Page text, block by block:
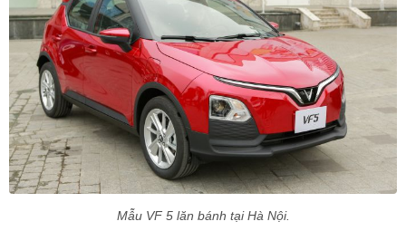
Mẫu VF 5 lăn bánh tại Hà Nội.